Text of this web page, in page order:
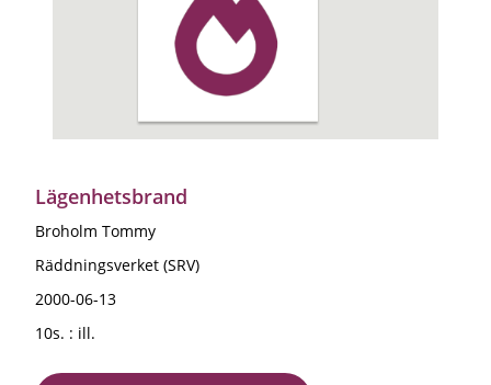
Lägenhetsbrand
Broholm Tommy
Räddningsverket (SRV)
2000-06-13
10s. : ill.